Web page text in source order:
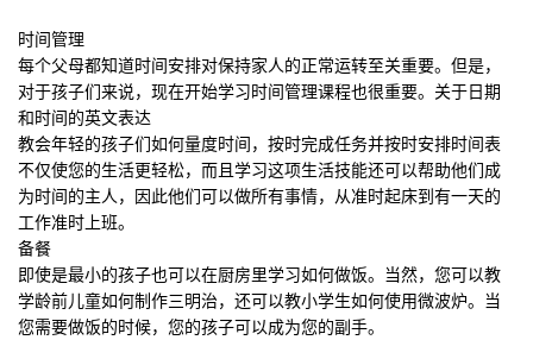
时间管理
每个父母都知道时间安排对保持家人的正常运转至关重要。但是，
对于孩子们来说，现在开始学习时间管理课程也很重要。关于日期
和时间的英文表达
教会年轻的孩子们如何量度时间，按时完成任务并按时安排时间表
不仅使您的生活更轻松，而且学习这项生活技能还可以帮助他们成
为时间的主人，因此他们可以做所有事情，从准时起床到有一天的
工作准时上班。
备餐
即使是最小的孩子也可以在厨房里学习如何做饭。当然，您可以教
学龄前儿童如何制作三明治，还可以教小学生如何使用微波炉。当
您需要做饭的时候，您的孩子可以成为您的副手。